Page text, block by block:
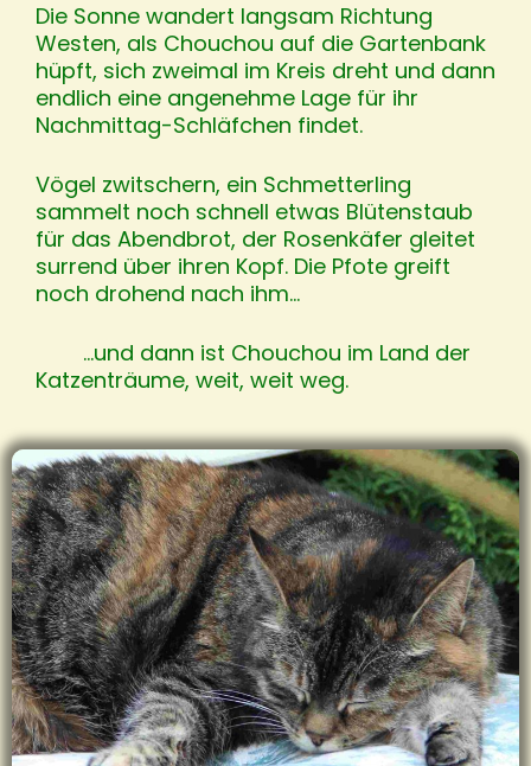
Die Sonne wandert langsam Richtung
Westen, als Chouchou auf die Gartenbank
hüpft, sich zweimal im Kreis dreht und dann
endlich eine angenehme Lage für ihr
Nachmittag-Schläfchen findet.
Vögel zwitschern, ein Schmetterling
sammelt noch schnell etwas Blütenstaub
für das Abendbrot, der Rosenkäfer gleitet
surrend über ihren Kopf. Die Pfote greift
noch drohend nach ihm…
…und dann ist Chouchou im Land der
Katzenträume, weit, weit weg.